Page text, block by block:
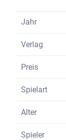
Jahr
Verlag
Preis
Spielart
Alter
Spieler